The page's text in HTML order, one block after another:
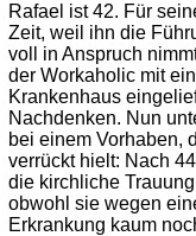
Rafael ist 42. Für
Zeit, weil ihn die
voll in Anspruch
der Workaholic mit
Krankenhaus
Nachdenken. Nun
bei einem Vorhaben,
verrückt hielt: Nach
die kirchliche
obwohl sie wegen
Erkrankung kaum